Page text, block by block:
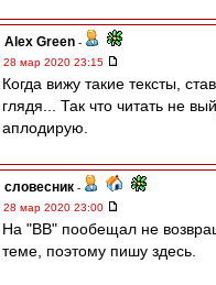
Alex Green -
28 мар 2020 23:15
Когда вижу такие тексты,
глядя... Так что читать не
аплодирую.
словесник -
28 мар 2020 23:00
На "ВВ" пообещал не
теме, поэтому пишу здесь.